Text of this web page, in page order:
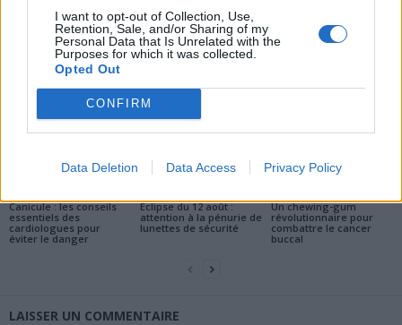
I want to opt-out of Collection, Use,
Retention, Sale, and/or Sharing of my
Personal Data that Is Unrelated with the
Purposes for which it was collected.
Opted Out
CONFIRM
Data Deletion Data Access Privacy Policy
news
Canicule : les conseils
essentiels des
cardiologues pour
éviter le danger
Éclipse du 12 août :
attention à la pénurie de
lunettes de sécurité
Un chewing-gum
révolutionnaire pour
combattre le cancer
buccal
LAISSER UN COMMENTAIRE